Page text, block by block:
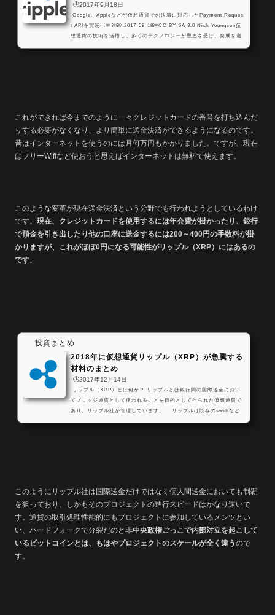
🕒️2017年9月18日
Google、Appleなどが仮想通貨での決済に対応したPayment Reques
t APIを実装へ￼ ￼￼ 2017-09-18￼CC BY-SA 3.0 Nick Youngson仮
想通貨の技術を活用し、多くのテクノロジーが恩恵を受け、発展を遂
これができれば今までのように一々クレジットカードの番号を打ち込んだ
りする必要がなくなり、より簡単に送金決済ができるようになるのです。
昔はインターネットを使うのには月何万円もかかりました。ですが、現在
はフリーWifiなど使おうと思えばインターネットは無料で使えます。
このような変革が現在送金決済という分野でも行われようとしているわけ
です。 現在、クレジットカードを使用するには年会費が掛かったり、銀行
で預金を引き出したり他の口座に送金するには200～400円の手数料が掛
かりますが、これがほぼ0円になる可能性がリップル（XRP）にはあるの
です。
投資まとめ
2018年に仮想通貨リップル（XRP）が急騰する
材料のまとめ
🕒️2017年12月14日
リップル（XRP）とは何か？ リップルとは銀行間の国際送金におい
てブリッジ通貨として使われることを目的として作られた仮想通貨で
あり、リップル社が管理しています。 リップルは既存のswiftなど
このようにリップル社は国際送金だけではなく個人間送金においても制覇
を狙っており、しかもそのプロジェクトの進行スピードはかなり速いで
す。通貨の取引処理性能的にもプロジェクトに参加しているメンツとい
い、ハードフォークで分裂だのと 非中央政権ごっこで内部対立を起こして
いるビットコインとは、もはやプロジェクトのスケールが全く違うので
す。